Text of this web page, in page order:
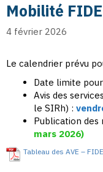
Mobilité
4 février 2026
Le calendrier prévu
Date limite
Avis des
le SIRh) :
Publication des
mars 2026)
Tableau des AVE –